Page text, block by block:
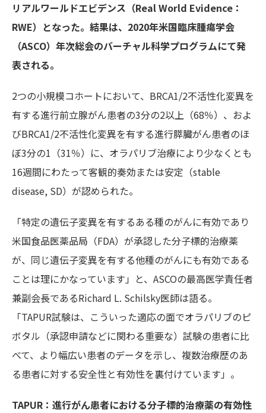
リアルワールドエビデンス（Real World Evidence：
RWE）となった。結果は、2020年米国臨床腫瘍学会
（ASCO）年次総会のバーチャル科学プログラムにて発
表される。
2つの小規模コホートにおいて、BRCA1/2不活性化変異を
有する進行前立腺がん患者の3分の2以上（68％）、およ
びBRCA1/2不活性化変異を有する進行膵臓がん患者のほ
ぼ3分の1（31％）に、オラパリブ治療により少なくとも
16週間にわたって客観的奏効または安定（stable
disease, SD）が認められた。
「特定の遺伝子変異を有するある種のがんに有効であり
米国食品医薬品局（FDA）が承認した分子標的治療薬
が、同じ遺伝子変異を有する他種のがんにも有効である
ことは理にかなっています」と、 ASCOの最高医学責任者
兼副会長であるRichard L. Schilsky医師は語る。
「TAPUR試験は、こういった適応の面でオラパリブのピ
ボタル（承認申請などに関わる重要な）試験の患者に比
べて、より幅広い患者のデータを示し、複数治療歴のあ
る患者に対する安全性と有効性を裏付けています」。
TAPUR：進行がん患者における分子標的治療薬の有効性